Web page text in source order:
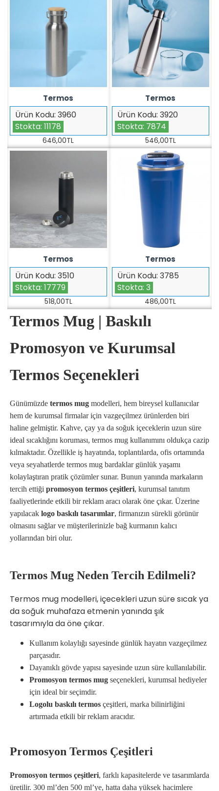
Termos Mug | Baskılı
Promosyon ve Kurumsal
Termos Seçenekleri
Günümüzde termos mug modelleri, hem bireysel kullanıcılar
hem de kurumsal firmalar için vazgeçilmez ürünlerden biri
haline gelmiştir. Kahve, çay ya da soğuk içeceklerin uzun süre
ideal sıcaklığını koruması, termos mug kullanımını oldukça cazip
kılmaktadır. Özellikle iş hayatında, toplantılarda, ofis ortamında
veya seyahatlerde termos mug bardaklar günlük yaşamı
kolaylaştıran pratik çözümler sunar. Bunun yanında markaların
tercih ettiği promosyon termos çeşitleri, kurumsal tanıtım
faaliyetlerinde etkili bir reklam aracı olarak öne çıkar. Üzerine
yapılacak logo baskılı tasarımlar, firmanızın sürekli görünür
olmasını sağlar ve müşterilerinizle bağ kurmanın kalıcı
yollarından biri olur.
Termos Mug Neden Tercih Edilmeli?
Termos mug modelleri, içecekleri uzun süre sıcak ya
da soğuk muhafaza etmenin yanında şık
tasarımıyla da öne çıkar.
Kullanım kolaylığı sayesinde günlük hayatın vazgeçilmez
parçasıdır.
Dayanıklı gövde yapısı sayesinde uzun süre kullanılabilir.
Promosyon termos mug seçenekleri, kurumsal hediyeler
için ideal bir seçimdir.
Logolu baskılı termos çeşitleri, marka bilinirliğini
artırmada etkili bir reklam aracıdır.
Promosyon Termos Çeşitleri
Promosyon termos çeşitleri, farklı kapasitelerde ve tasarımlarda
üretilir. 300 ml’den 500 ml’ye, hatta daha yüksek hacimlere
Ürün Kodu: 3960
Stokta: 11178
Termos
646,00TL
Ürün Kodu: 3920
Stokta: 7874
Termos
546,00TL
Ürün Kodu: 3510
Stokta: 17779
Termos
518,00TL
Ürün Kodu: 3785
Stokta: 3
Termos
486,00TL